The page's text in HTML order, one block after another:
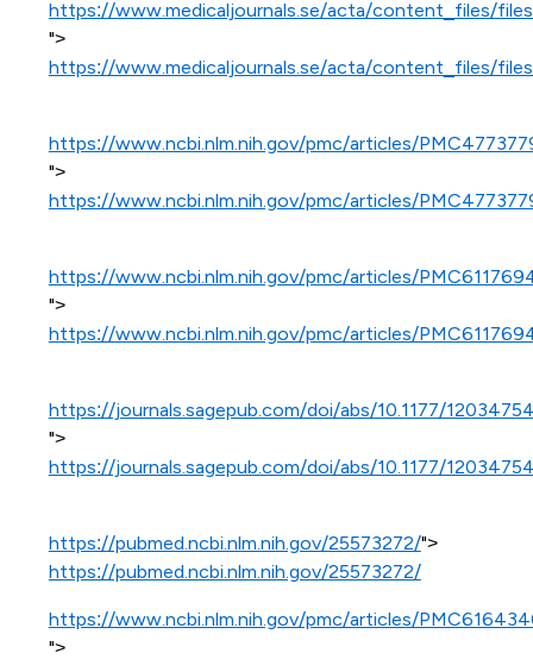
https://www.medicaljournals.se/acta/content_files/
">
https://www.medicaljournals.se/acta/content_files/
https://www.ncbi.nlm.nih.gov/pmc/articles/
">
https://www.ncbi.nlm.nih.gov/pmc/articles/
https://www.ncbi.nlm.nih.gov/pmc/articles/
">
https://www.ncbi.nlm.nih.gov/pmc/articles/
https://journals.sagepub.com/doi/abs/10.1177/
">
https://journals.sagepub.com/doi/abs/10.1177/
https://pubmed.ncbi.nlm.nih.gov/25573272/">
https://pubmed.ncbi.nlm.nih.gov/25573272/
https://www.ncbi.nlm.nih.gov/pmc/articles/
">